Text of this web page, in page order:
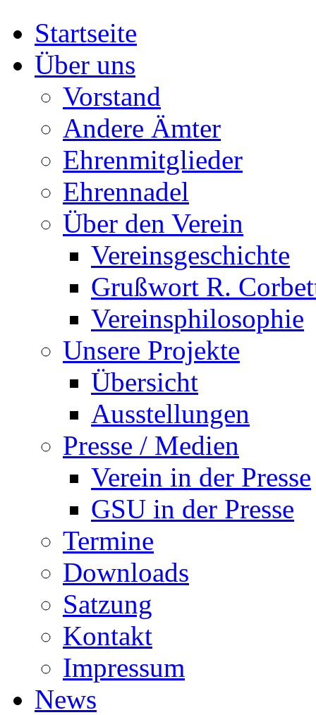
Startseite
Über uns
Vorstand
Andere Ämter
Ehrenmitglieder
Ehrennadel
Über den Verein
Vereinsgeschichte
Grußwort R.
Vereinsphilosophie
Unsere Projekte
Übersicht
Ausstellungen
Presse / Medien
Verein in der Presse
GSU in der Presse
Termine
Downloads
Satzung
Kontakt
Impressum
News